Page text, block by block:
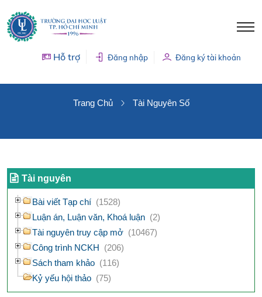
Hỗ trợ Đăng nhập Đăng ký tài khoản
Trang Chủ Tài Nguyên Số
Tài nguyên
Bài viết Tạp chí (1528)
Luận án, Luận văn, Khoá luận (2)
Tài nguyên truy cập mở (10467)
Công trình NCKH (206)
Sách tham khảo (116)
Kỷ yếu hội thảo (75)